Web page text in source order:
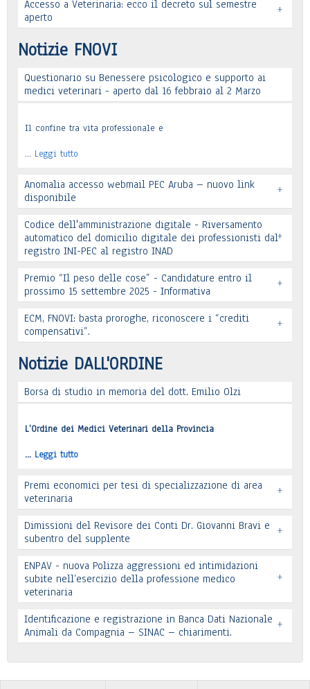
Leggi tutto
Leggi tutto
Accesso a Veterinaria: ecco il decreto sul semestre
aperto
+
Leggi tutto
Notizie FNOVI
Questionario su Benessere psicologico e supporto ai
medici veterinari - aperto dal 16 febbraio al 2 Marzo
Il confine tra vita professionale e
… Leggi tutto
Anomalia accesso webmail PEC Aruba – nuovo link
disponibile
+
Leggi tutto
Codice dell'amministrazione digitale - Riversamento
automatico del domicilio digitale dei professionisti dal
registro INI-PEC al registro INAD
+
Leggi tutto
Premio “Il peso delle cose” - Candidature entro il
prossimo 15 settembre 2025 - Informativa
+
Premio “Il peso delle cose” - Candidature
… Leggi tutto
ECM, FNOVI: basta proroghe, riconoscere i “crediti
compensativi”.
+
Leggi tutto
Notizie DALL'ORDINE
Borsa di studio in memoria del dott. Emilio Olzi
L’Ordine dei Medici Veterinari della Provincia
… Leggi tutto
Premi economici per tesi di specializzazione di area
veterinaria
+
Leggi tutto
Dimissioni del Revisore dei Conti Dr. Giovanni Bravi e
subentro del supplente
+
Leggi tutto
ENPAV - nuova Polizza aggressioni ed intimidazioni
subite nell’esercizio della professione medico
veterinaria
+
In allegato si pubblica lettera pervenuta
Identificazione e registrazione in Banca Dati Nazionale
Animali da Compagnia – SINAC – chiarimenti.
+